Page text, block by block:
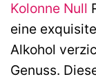
Kolonne Null
eine
Alkohol
Genuss.